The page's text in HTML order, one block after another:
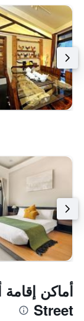
Street